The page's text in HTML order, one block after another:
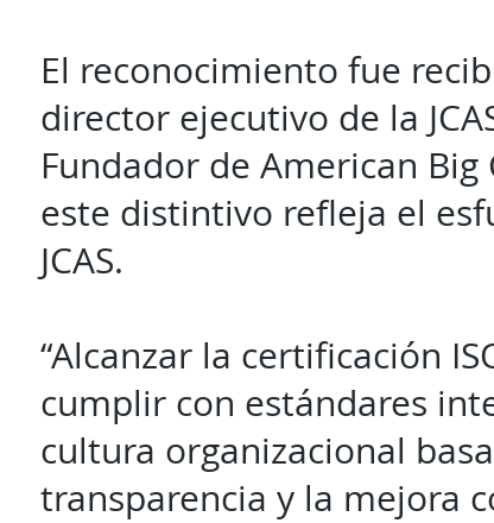
El reconocimiento fue
director ejecutivo de la
Fundador de American
este distintivo refleja el
JCAS.
“Alcanzar la certificación
cumplir con estándares
cultura organizacional
transparencia y la mejora